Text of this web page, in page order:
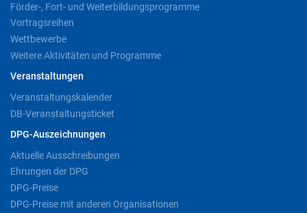
Förder-, Fort- und Weiterbildungsprogramme
Vortragsreihen
Wettbewerbe
Weitere Aktivitäten und Programme
Veranstaltungen
Veranstaltungskalender
DB-Veranstaltungsticket
DPG-Auszeichnungen
Aktuelle Ausschreibungen
Ehrungen der DPG
DPG-Preise
DPG-Preise mit anderen Organisationen